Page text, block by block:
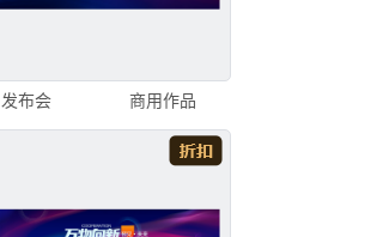
发布会 商用作品